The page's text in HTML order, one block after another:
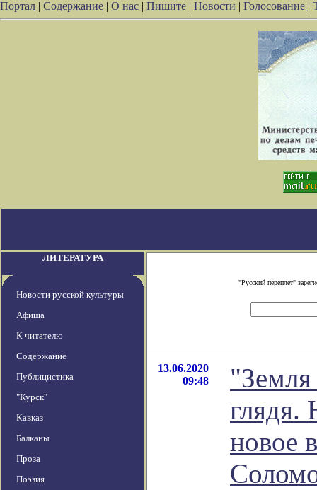
Портал | Содержание | О нас | Пишите | Новости | Голосование |
ЛИТЕРАТУРА
Новости русской культуры
Афиша
К читателю
Содержание
Публицистика
"Курск"
Кавказ
Балканы
Проза
Поэзия
"Русский переплет"
13.06.2020
09:48
"Земля
глядя.
новое